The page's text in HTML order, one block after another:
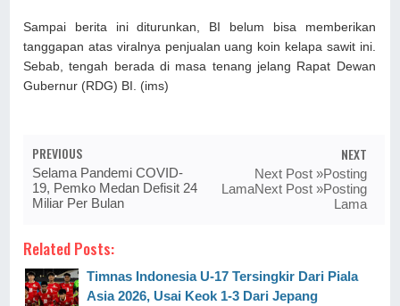
Sampai berita ini diturunkan, BI belum bisa memberikan
tanggapan atas viralnya penjualan uang koin kelapa sawit ini.
Sebab, tengah berada di masa tenang jelang Rapat Dewan
Gubernur (RDG) BI. (ims)
PREVIOUS
Selama Pandemi COVID-
19, Pemko Medan Defisit 24
Miliar Per Bulan
NEXT
Next Post »Posting
LamaNext Post »Posting
Lama
Related Posts:
Timnas Indonesia U-17 Tersingkir Dari Piala
Asia 2026, Usai Keok 1-3 Dari Jepang